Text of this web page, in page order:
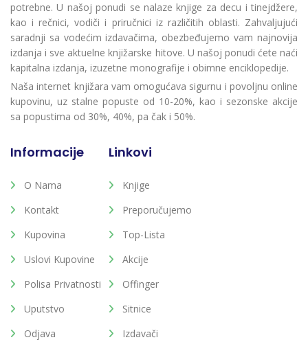
potrebne. U našoj ponudi se nalaze knjige za decu i tinejdžere,
kao i rečnici, vodiči i priručnici iz različitih oblasti. Zahvaljujući
saradnji sa vodećim izdavačima, obezbeđujemo vam najnovija
izdanja i sve aktuelne knjižarske hitove. U našoj ponudi ćete naći
kapitalna izdanja, izuzetne monografije i obimne enciklopedije.
Naša internet knjižara vam omogućava sigurnu i povoljnu online
kupovinu, uz stalne popuste od 10-20%, kao i sezonske akcije
sa popustima od 30%, 40%, pa čak i 50%.
Informacije
O Nama
Kontakt
Kupovina
Uslovi Kupovine
Polisa Privatnosti
Uputstvo
Odjava
Linkovi
Knjige
Preporučujemo
Top-Lista
Akcije
Offinger
Sitnice
Izdavači